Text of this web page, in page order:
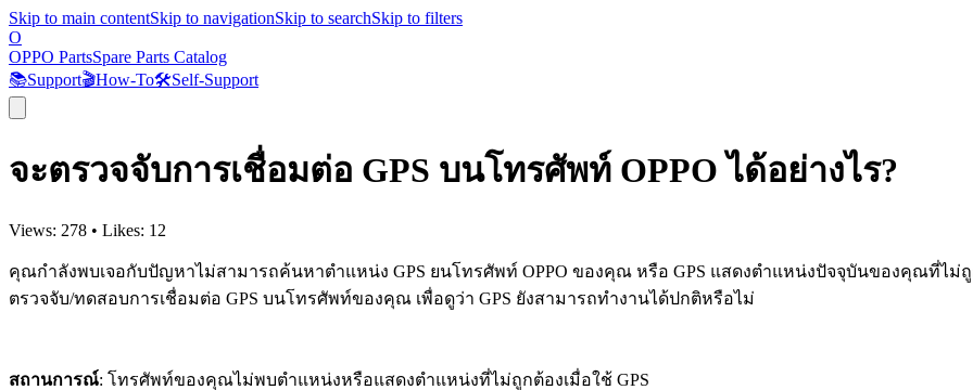
Skip to main contentSkip to navigationSkip to searchSkip to filters
O
OPPO PartsSpare Parts Catalog
📚Support🎬How-To🛠️Self-Support
จะตรวจจับการเชื่อมต่อ GPS บนโทรศัพท์ OPPO ได้อย่างไร?
Views: 278 • Likes: 12
คุณกำลังพบเจอกับปัญหาไม่สามารถค้นหาตำแหน่ง GPS ยนโทรศัพท์ OPPO ของคุณ หรือ GPS แสดงตำแหน่งปัจจุบันของคุณที่ไ
ตรวจจับ/ทดสอบการเชื่อมต่อ GPS บนโทรศัพท์ของคุณ เพื่อดูว่า GPS ยังสามารถทำงานได้ปกติหรือไม่
สถานการณ์: โทรศัพท์ของคุณไม่พบตำแหน่งหรือแสดงตำแหน่งที่ไม่ถูกต้องเมื่อใช้ GPS